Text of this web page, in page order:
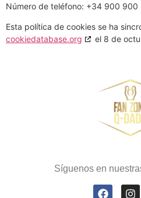
Número de teléfono: +34 900 900
Esta política de cookies se ha
cookiedatabase.org
el 8 de
Síguenos en